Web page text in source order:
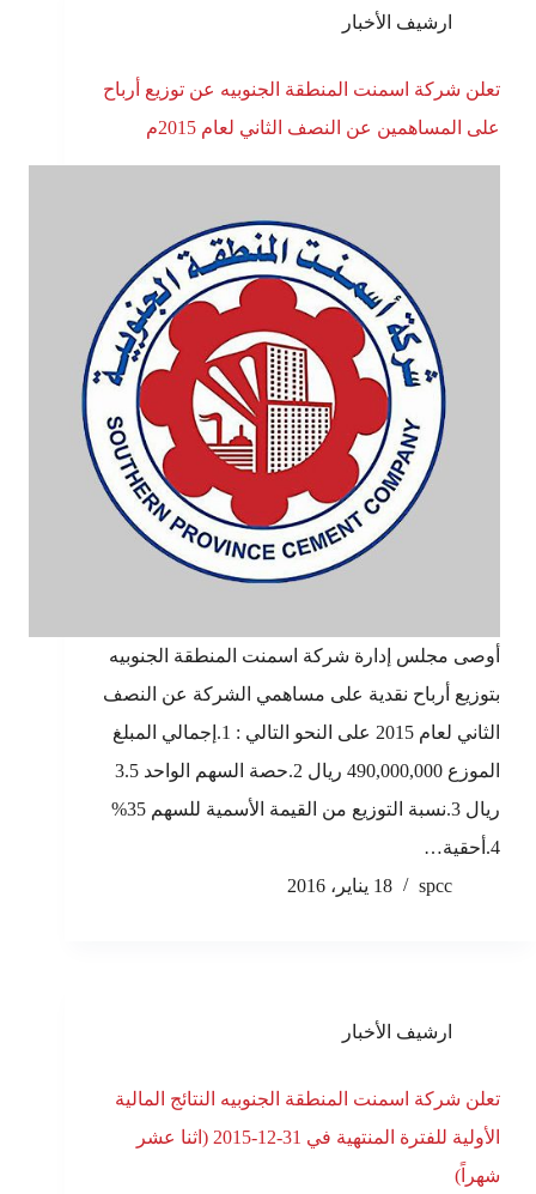
ارشيف الأخبار
تعلن شركة اسمنت المنطقة الجنوبيه عن توزيع أرباح
على المساهمين عن النصف الثاني لعام 2015م
أوصى مجلس إدارة شركة اسمنت المنطقة الجنوبيه
بتوزيع أرباح نقدية على مساهمي الشركة عن النصف
الثاني لعام 2015 على النحو التالي : 1.إجمالي المبلغ
الموزع 490,000,000 ريال 2.حصة السهم الواحد 3.5
ريال 3.نسبة التوزيع من القيمة الأسمية للسهم 35%
4.أحقية…
spcc
18 يناير، 2016
ارشيف الأخبار
تعلن شركة اسمنت المنطقة الجنوبيه النتائج المالية
الأولية للفترة المنتهية في 31-12-2015 (اثنا عشر
شهراً)